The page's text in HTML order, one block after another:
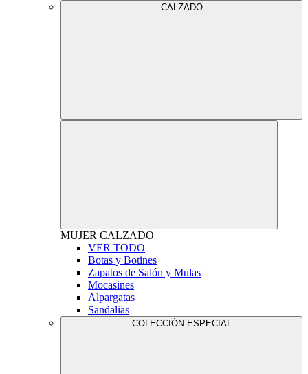
CALZADO
MUJER CALZADO
VER TODO
Botas y Botines
Zapatos de Salón y Mulas
Mocasines
Alpargatas
Sandalias
COLECCIÓN ESPECIAL